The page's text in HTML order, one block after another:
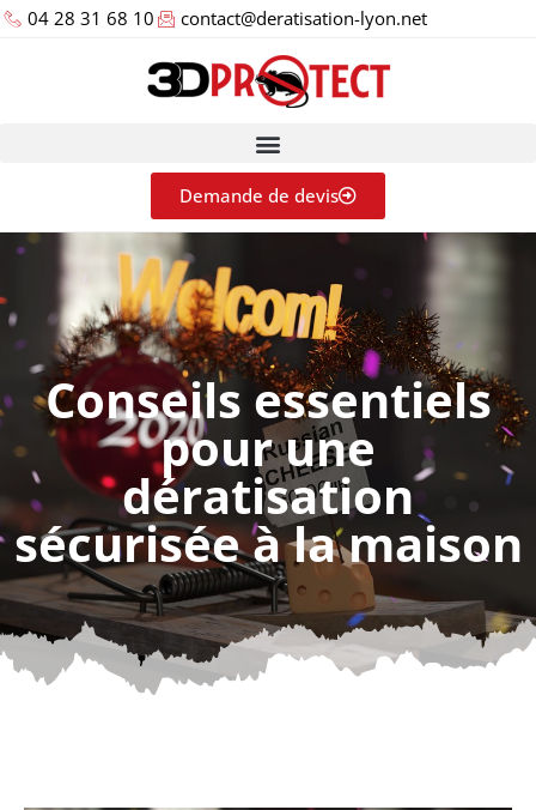
04 28 31 68 10 contact@deratisation-lyon.net
Demande de devis
Conseils essentiels
pour une
dératisation
sécurisée à la maison